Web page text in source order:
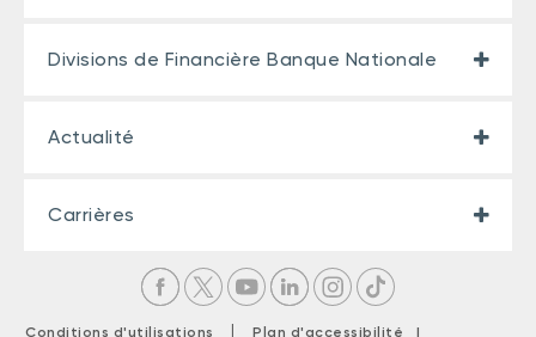
Divisions de Financière Banque Nationale
Actualité
Carrières
Conditions d'utilisations | Plan d'accessibilité |